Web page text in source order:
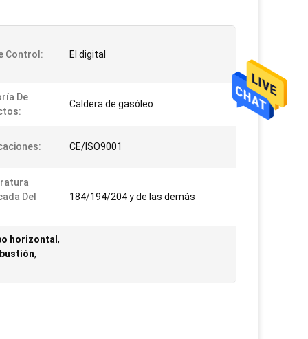
Control: El digital
De
Caldera de gasóleo
CE/ISO9001
Del
184/194/204 y de las demás
horizontal ,
,